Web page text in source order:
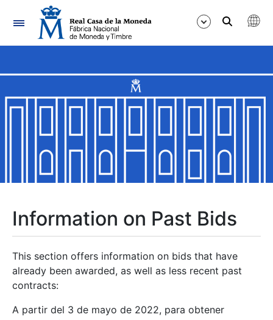
Navigation
Show/Hide
Show/Hide
Show/Hide
Show/Hide
Information on Past Bids
This section offers information on bids that have
already been awarded, as well as less recent past
contracts:
A partir del 3 de mayo de 2022, para obtener